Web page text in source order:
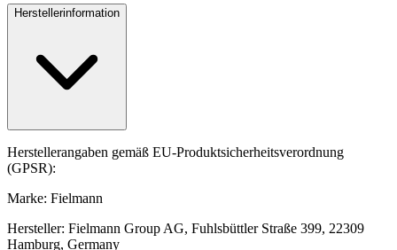
Herstellerinformation
Herstellerangaben gemäß EU-Produktsicherheitsverordnung
(GPSR):
Marke: Fielmann
Hersteller: Fielmann Group AG, Fuhlsbüttler Straße 399, 22309
Hamburg, Germany